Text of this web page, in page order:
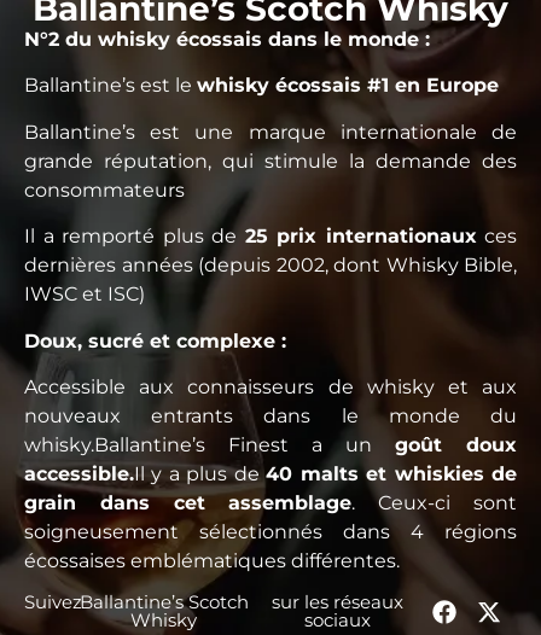
Ballantine’s Scotch Whisky
N°2 du whisky écossais dans le monde :
Ballantine’s est le whisky écossais #1 en Europe
Ballantine’s est une marque internationale de
grande réputation, qui stimule la demande des
consommateurs
Il a remporté plus de 25 prix internationauxces
dernières années (depuis 2002, dont Whisky Bible,
IWSC et ISC)
Doux, sucré et complexe :
Accessible aux connaisseurs de whisky et aux
nouveaux entrants dans le monde du
whisky.Ballantine’s Finest a un goût doux
accessible.Il y a plus de40 malts et whiskies de
grain dans cet assemblage. Ceux-ci sont
soigneusement sélectionnés dans 4 régions
écossaises emblématiques différentes.
SuivezBallantine’s Scotch
Whisky
sur les réseaux
sociaux